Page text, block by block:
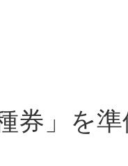
券」を